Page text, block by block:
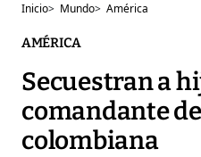
Inicio> Mundo> América
AMÉRICA
Secuestran a
comandante
colombiana